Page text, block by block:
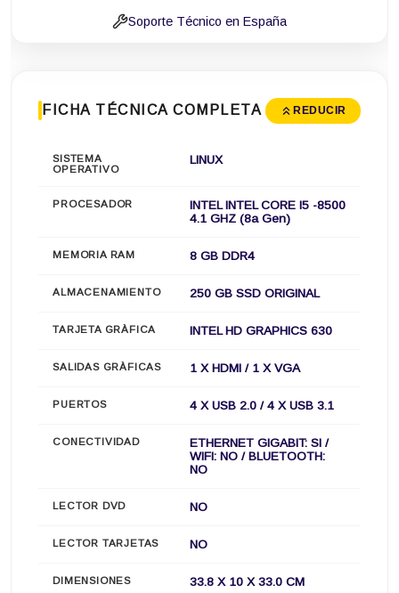
Soporte Técnico en España
FICHA TÉCNICA COMPLETA REDUCIR
SISTEMA
OPERATIVO
LINUX
PROCESADOR
INTEL INTEL CORE I5 -8500
4.1 GHZ (8a Gen)
MEMORIA RAM 8 GB DDR4
ALMACENAMIENTO 250 GB SSD ORIGINAL
TARJETA GRÀFICA INTEL HD GRAPHICS 630
SALIDAS GRÀFICAS 1 X HDMI / 1 X VGA
PUERTOS 4 X USB 2.0 / 4 X USB 3.1
CONECTIVIDAD
ETHERNET GIGABIT: SI /
WIFI: NO / BLUETOOTH:
NO
LECTOR DVD NO
LECTOR TARJETAS NO
DIMENSIONES 33.8 X 10 X 33.0 CM